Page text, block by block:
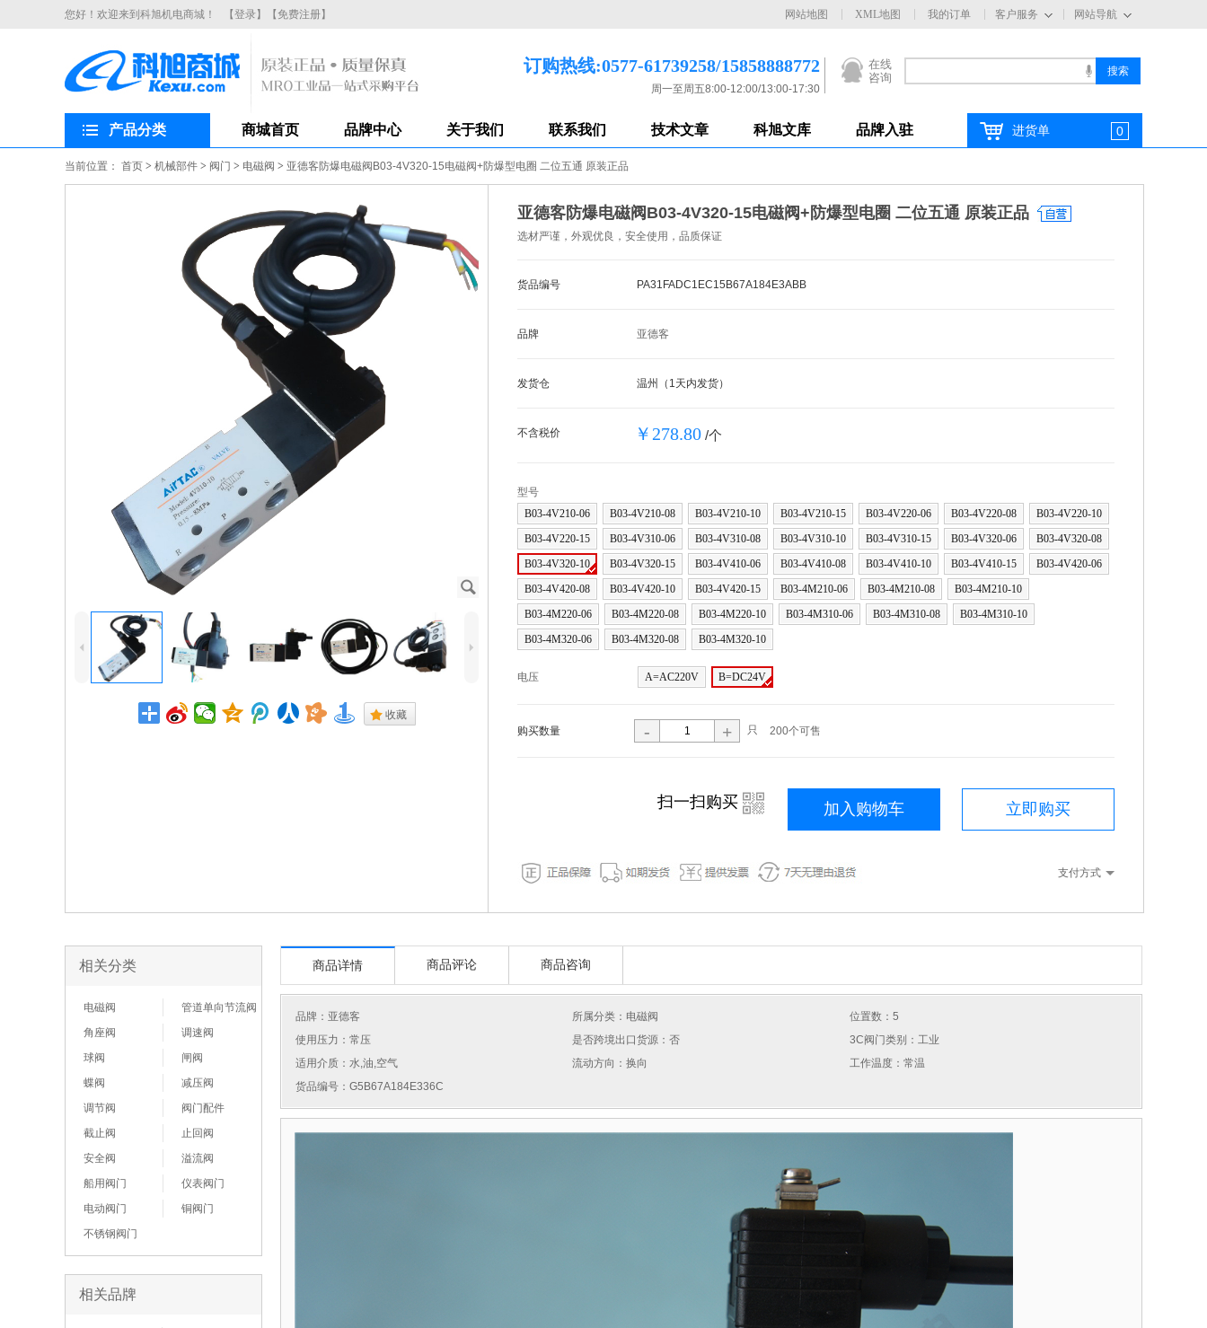
您好！欢迎来到科旭机电商城！ 【登录】 【免费注册】 网站导航
客户服务
网站地图 XML地图 我的订单
在线
咨询
订购热线:0577-61739258/15858888772
周一至周五8:00-12:00/13:00-17:30
产品分类 商城首页 品牌中心 关于我们 联系我们 技术文章 科旭文库 品牌入驻 进货单 0
当前位置： 首页 > 机械部件 > 阀门 > 电磁阀 > 亚德客防爆电磁阀B03-4V320-15电磁阀+防爆型电圈 二位五通 原装正品
J
4 5
. 收藏
亚德客防爆电磁阀B03-4V320-15电磁阀+防爆型电圈 二位五通 原装正品
选材严谨，外观优良，安全使用，品质保证
货品编号 PA31FADC1EC15B67A184E3ABB
品牌 亚德客
发货仓 温州（1天内发货）
不含税价 ￥278.80 /个
型号
B03-4V210-06
B03-4V210-08 B03-4V210-10 B03-4V210-15 B03-4V220-06 B03-4V220-08
B03-4V220-10
B03-4V220-15
B03-4V310-06 B03-4V310-08 B03-4V310-10 B03-4V310-15 B03-4V320-06
B03-4V320-08
B03-4V320-10
B03-4V320-15 B03-4V410-06 B03-4V410-08 B03-4V410-10 B03-4V410-15
B03-4V420-06
B03-4V420-08
B03-4V420-10 B03-4V420-15 B03-4M210-06 B03-4M210-08
B03-4M210-10
B03-4M220-06
B03-4M220-08 B03-4M220-10 B03-4M310-06 B03-4M310-08
B03-4M310-10
B03-4M320-06
B03-4M320-08 B03-4M320-10
电压 A=AC220V B=DC24V
购买数量 - + 只 200个可售
立即购买
加入购物车
扫一扫购买 i
支付方式
相关分类
电磁阀
管道单向节流阀
角座阀
调速阀
球阀
闸阀
蝶阀
减压阀
调节阀
阀门配件
截止阀
止回阀
安全阀
溢流阀
船用阀门
仪表阀门
电动阀门
铜阀门
不锈钢阀门
相关品牌
商品详情 商品评论 商品咨询
品牌： 亚德客 所属分类：电磁阀
位置数：5
使用压力：常压
是否跨境出口货源：否
3C阀门类别：工业
适用介质：水,油,空气
流动方向：换向
工作温度：常温
货品编号：G5B67A184E336C